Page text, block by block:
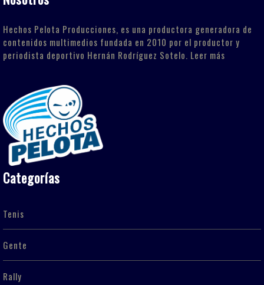
Hechos Pelota Producciones, es una productora generadora de
contenidos multimedios fundada en 2010 por el productor y
periodista deportivo Hernán Rodríguez Sotelo. Leer más
Categorías
Tenis
Gente
Rally